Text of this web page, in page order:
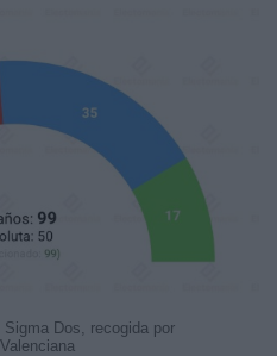
Dos, recogida por